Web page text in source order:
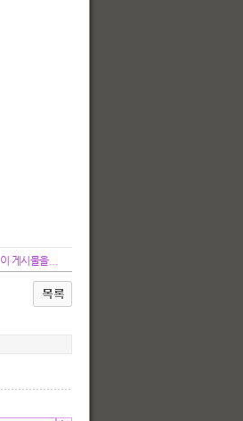
이 게시물을...